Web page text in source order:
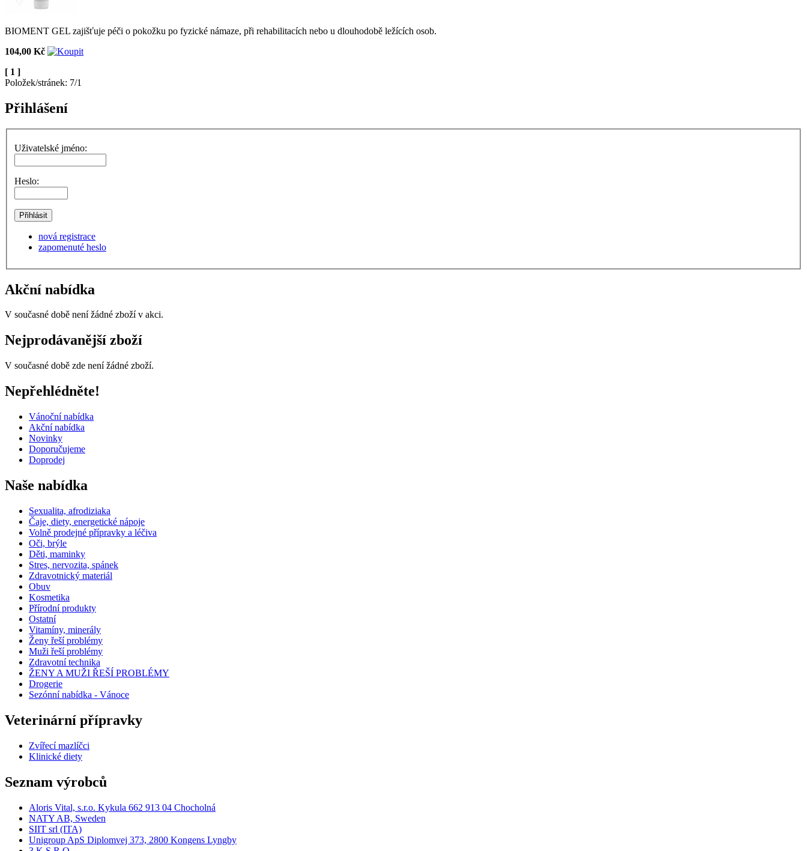
BIOMENT GEL zajišťuje péči o pokožku po fyzické námaze, při rehabilitacích nebo u dlouhodobě ležících osob.
104,00 Kč
[ 1 ]
Položek/stránek: 7/1
Přihlášení
Uživatelské jméno:
Heslo:
nová registrace
zapomenuté heslo
Akční nabídka
V současné době není žádné zboží v akci.
Nejprodávanější zboží
V současné době zde není žádné zboží.
Nepřehlédněte!
Vánoční nabídka
Akční nabídka
Novinky
Doporučujeme
Doprodej
Naše nabídka
Sexualita, afrodiziaka
Čaje, diety, energetické nápoje
Volně prodejné přípravky a léčiva
Oči, brýle
Děti, maminky
Stres, nervozita, spánek
Zdravotnický materiál
Obuv
Kosmetika
Přírodní produkty
Ostatní
Vitamíny, minerály
Ženy řeší problémy
Muži řeší problémy
Zdravotní technika
ŽENY A MUŽI ŘEŠÍ PROBLÉMY
Drogerie
Sezónní nabídka - Vánoce
Veterinární přípravky
Zvířecí mazlíčci
Klinické diety
Seznam výrobců
Aloris Vital, s.r.o. Kykula 662 913 04 Chocholná
NATY AB, Sweden
SIIT srl (ITA)
Unigroup ApS Diplomvej 373, 2800 Kongens Lyngby